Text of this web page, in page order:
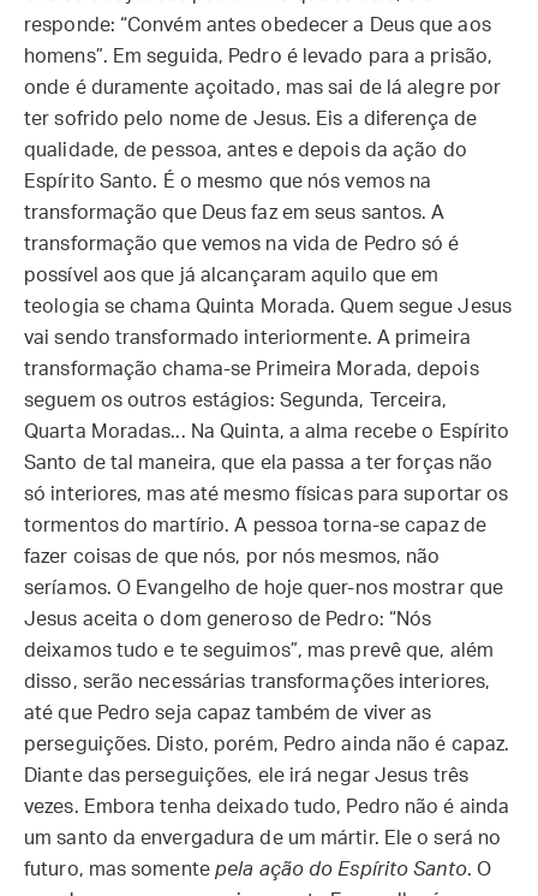
responde: “Convém antes obedecer a Deus que aos
homens”. Em seguida, Pedro é levado para a prisão,
onde é duramente açoitado, mas sai de lá alegre por
ter sofrido pelo nome de Jesus. Eis a diferença de
qualidade, de pessoa, antes e depois da ação do
Espírito Santo. É o mesmo que nós vemos na
transformação que Deus faz em seus santos. A
transformação que vemos na vida de Pedro só é
possível aos que já alcançaram aquilo que em
teologia se chama Quinta Morada. Quem segue Jesus
vai sendo transformado interiormente. A primeira
transformação chama-se Primeira Morada, depois
seguem os outros estágios: Segunda, Terceira,
Quarta Moradas... Na Quinta, a alma recebe o Espírito
Santo de tal maneira, que ela passa a ter forças não
só interiores, mas até mesmo físicas para suportar os
tormentos do martírio. A pessoa torna-se capaz de
fazer coisas de que nós, por nós mesmos, não
seríamos. O Evangelho de hoje quer-nos mostrar que
Jesus aceita o dom generoso de Pedro: “Nós
deixamos tudo e te seguimos”, mas prevê que, além
disso, serão necessárias transformações interiores,
até que Pedro seja capaz também de viver as
perseguições. Disto, porém, Pedro ainda não é capaz.
Diante das perseguições, ele irá negar Jesus três
vezes. Embora tenha deixado tudo, Pedro não é ainda
um santo da envergadura de um mártir. Ele o será no
futuro, mas somentepela ação do Espírito Santo. O